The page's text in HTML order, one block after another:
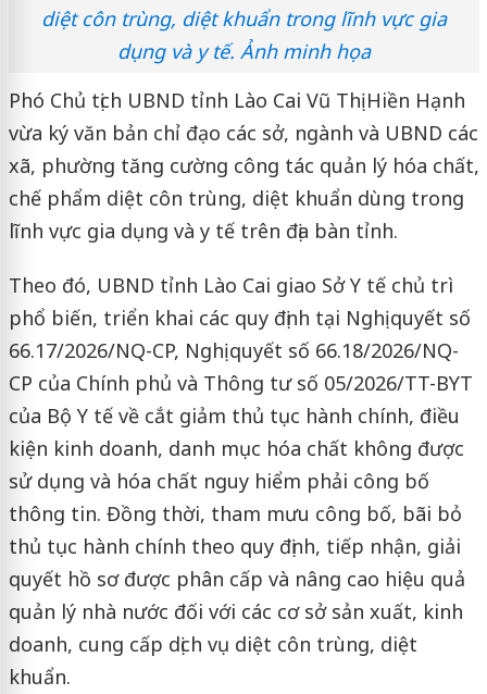
diệt côn trùng, diệt khuẩn trong lĩnh vực gia
dụng và y tế. Ảnh minh họa
Phó Chủ tịch UBND tỉnh Lào Cai Vũ Thị Hiền Hạnh
vừa ký văn bản chỉ đạo các sở, ngành và UBND các
xã, phường tăng cường công tác quản lý hóa chất,
chế phẩm diệt côn trùng, diệt khuẩn dùng trong
lĩnh vực gia dụng và y tế trên địa bàn tỉnh.
Theo đó, UBND tỉnh Lào Cai giao Sở Y tế chủ trì
phổ biến, triển khai các quy định tại Nghị quyết số
66.17/2026/NQ-CP, Nghị quyết số 66.18/2026/NQ-
CP của Chính phủ và Thông tư số 05/2026/TT-BYT
của Bộ Y tế về cắt giảm thủ tục hành chính, điều
kiện kinh doanh, danh mục hóa chất không được
sử dụng và hóa chất nguy hiểm phải công bố
thông tin. Đồng thời, tham mưu công bố, bãi bỏ
thủ tục hành chính theo quy định, tiếp nhận, giải
quyết hồ sơ được phân cấp và nâng cao hiệu quả
quản lý nhà nước đối với các cơ sở sản xuất, kinh
doanh, cung cấp dịch vụ diệt côn trùng, diệt
khuẩn.